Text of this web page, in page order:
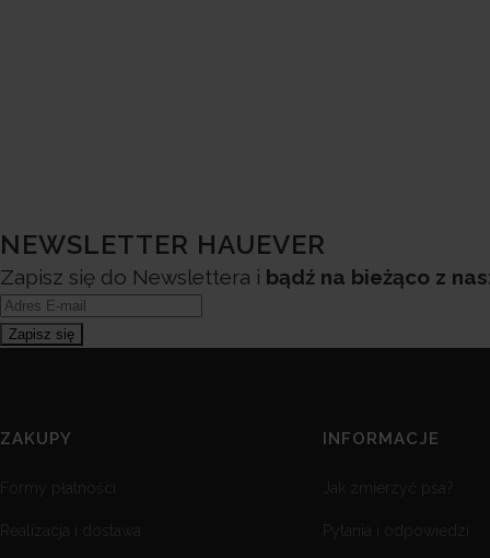
NEWSLETTER HAUEVER
Zapisz się do Newslettera i bądź na bieżąco z
ZAKUPY INFORMACJE